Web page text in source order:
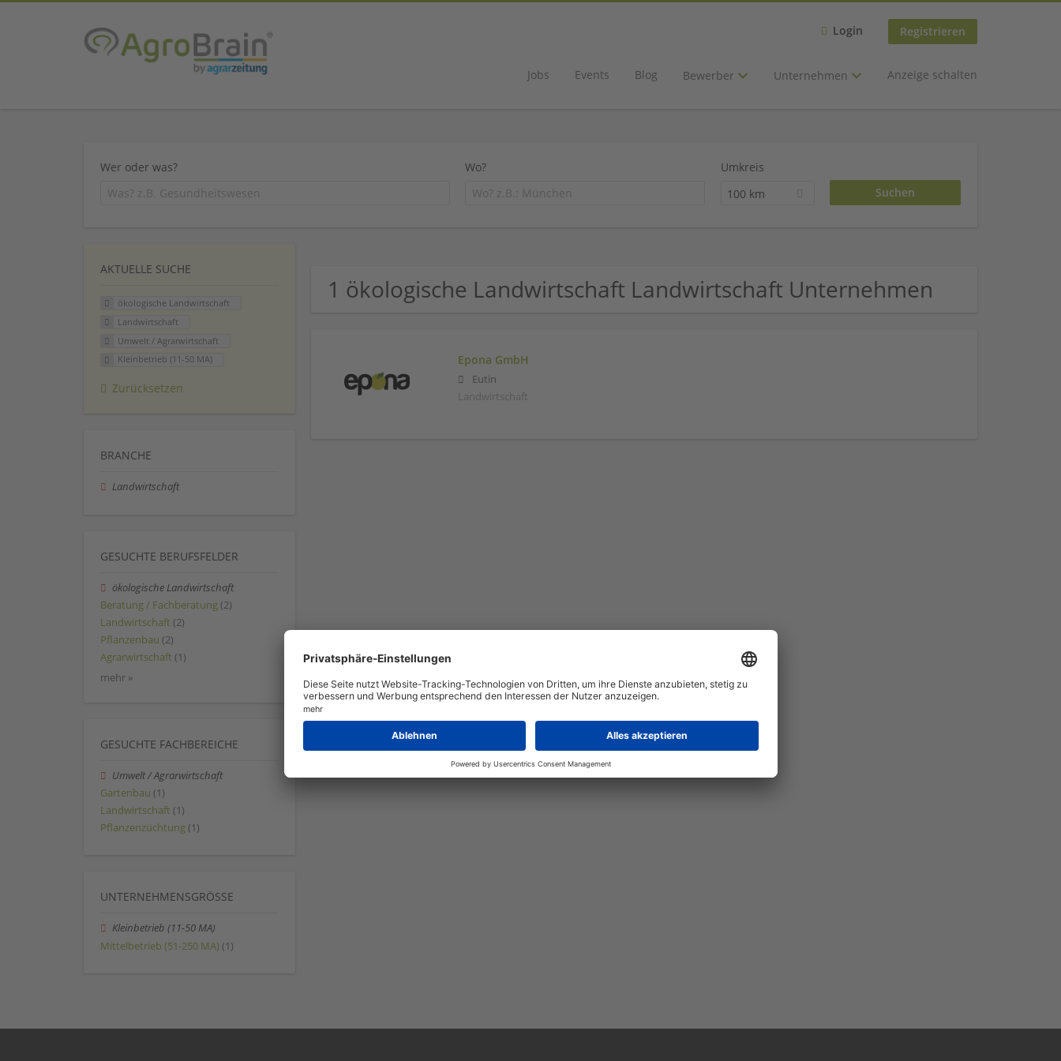
Login Registrieren
Jobs Events Blog Bewerber Unternehmen Anzeige schalten
Wer oder was? Wo?
Umkreis
100 km
1 ökologische Landwirtschaft Landwirtschaft Unternehmen
Epona GmbH
Eutin
Landwirtschaft
AKTUELLE SUCHE
ökologische Landwirtschaft
Landwirtschaft
Umwelt / Agrarwirtschaft
Kleinbetrieb (11-50 MA)
Zurücksetzen
BRANCHE
Landwirtschaft
GESUCHTE BERUFSFELDER
ökologische Landwirtschaft
Beratung / Fachberatung (2)
Landwirtschaft (2)
Pflanzenbau (2)
Agrarwirtschaft (1)
mehr »
GESUCHTE FACHBEREICHE
Umwelt / Agrarwirtschaft
Gartenbau (1)
Landwirtschaft (1)
Pflanzenzüchtung (1)
UNTERNEHMENSGRÖSSE
Kleinbetrieb (11-50 MA)
Mittelbetrieb (51-250 MA) (1)